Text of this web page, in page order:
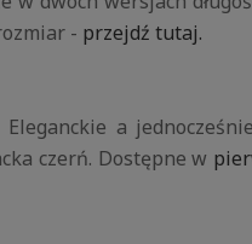
- przejdź tutaj.
a
czerń. Dostępne w